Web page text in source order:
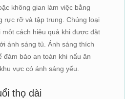
không gian làm việc bằng
rực rỡ và tập trung. Chúng loại
một cách hiệu quả khi được đặt
ánh sáng tủ. Ánh sáng thích
đảm bảo an toàn khi nấu ăn
vực có ánh sáng yếu.
thọ dài